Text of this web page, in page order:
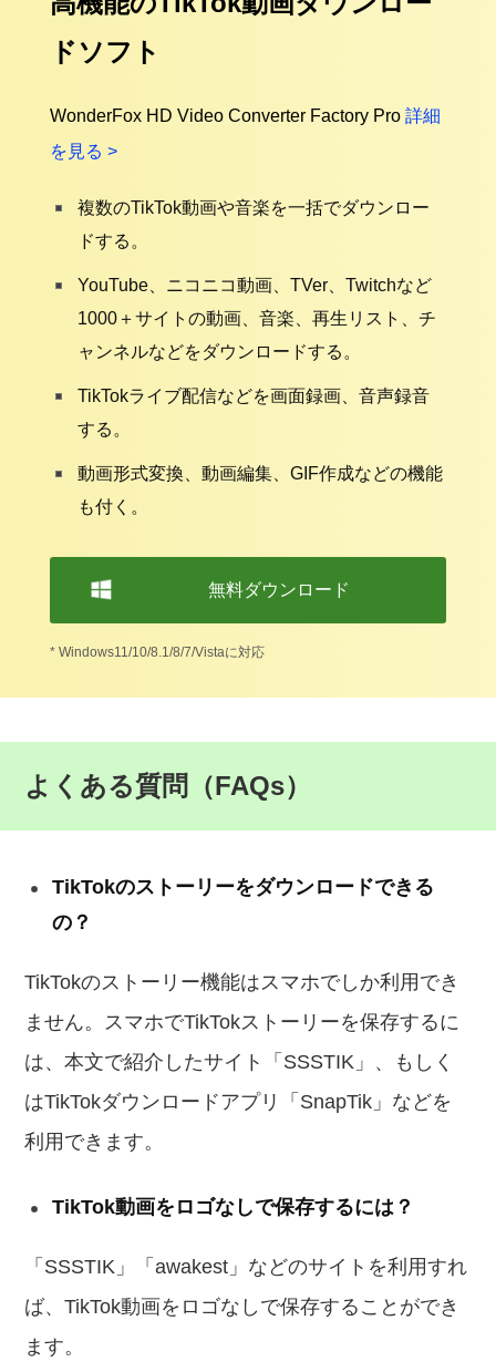
ドソフト
WonderFox HD Video Converter Factory Pro 詳細
を見る >
複数のTikTok動画や音楽を一括でダウンロー
ドする。
YouTube、ニコニコ動画、TVer、Twitchなど
1000＋サイトの動画、音楽、再生リスト、チ
ャンネルなどをダウンロードする。
TikTokライブ配信などを画面録画、音声録音
する。
動画形式変換、動画編集、GIF作成などの機能
も付く。
無料ダウンロード
* Windows11/10/8.1/8/7/Vistaに対応
よくある質問（FAQs）
TikTokのストーリーをダウンロードできる
の？
TikTokのストーリー機能はスマホでしか利用でき
ません。スマホでTikTokストーリーを保存するに
は、本文で紹介したサイト「SSSTIK」、もしく
はTikTokダウンロードアプリ「SnapTik」などを
利用できます。
TikTok動画をロゴなしで保存するには？
「SSSTIK」「awakest」などのサイトを利用すれ
ば、TikTok動画をロゴなしで保存することができ
ます。